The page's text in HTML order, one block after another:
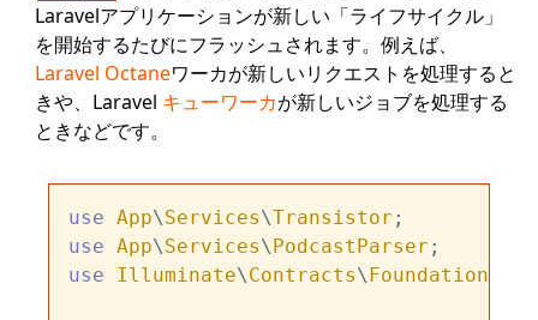
Laravelアプリケーションが新しい「ライフサイクル」
を開始するたびにフラッシュされます。例えば、
Laravel Octaneワーカが新しいリクエストを処理すると
きや、Laravel キューワーカが新しいジョブを処理する
ときなどです。
use App\Services\Transistor
use App\Services\PodcastParser
use
Illuminate\Contracts\Foundation